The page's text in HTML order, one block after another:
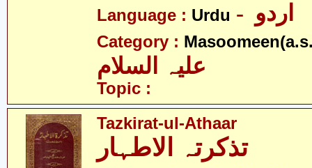
Language : Urdu
Category :
Topic :
Tazkirat-ul-Athaar
تذکرتہ الاطہار